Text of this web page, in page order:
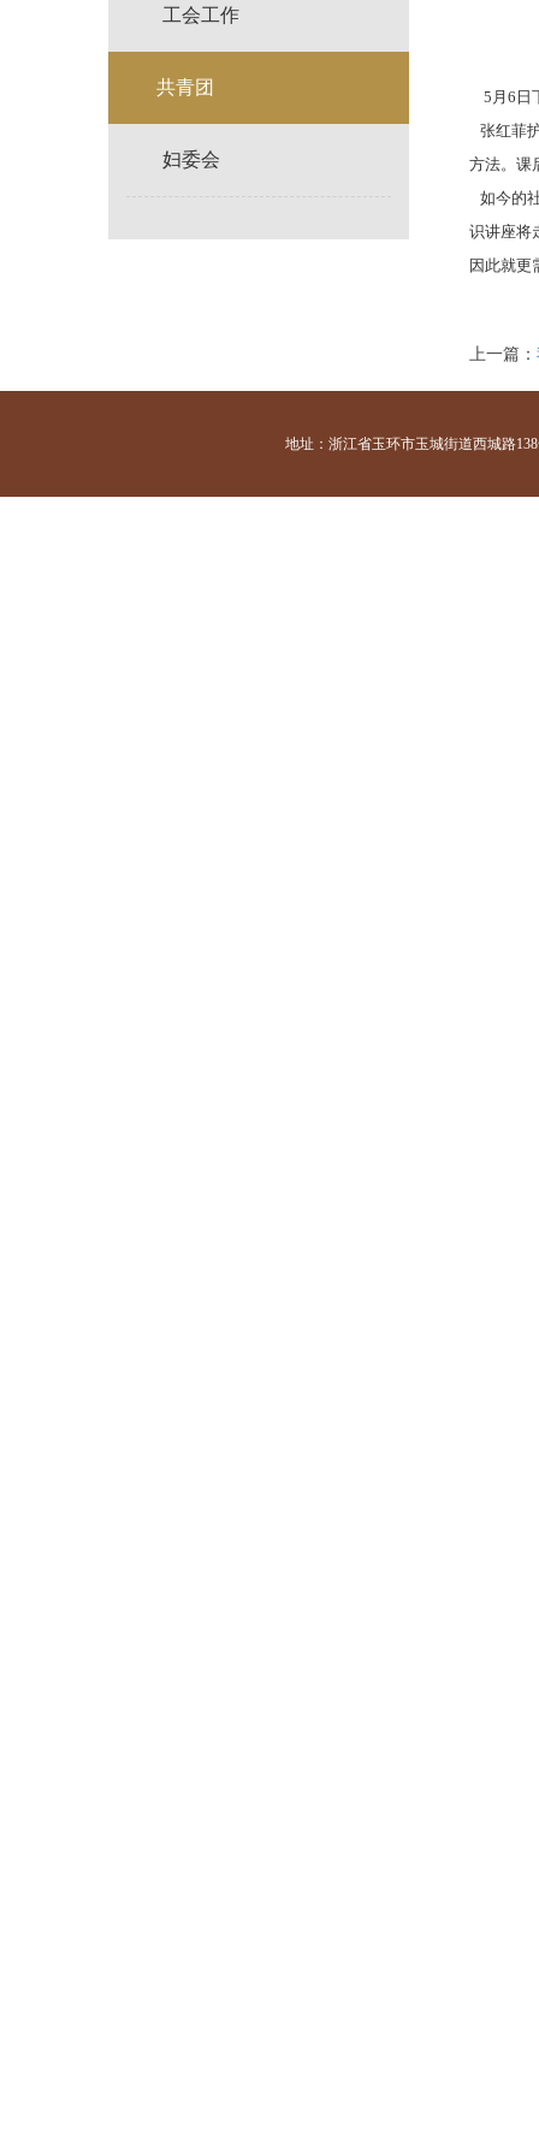
工会工作
共青团
妇委会
5月6日
张红菲
方法。课
如今的
识讲座将
因此就更
上一篇：
地址：浙江省玉环市玉城街道西城路